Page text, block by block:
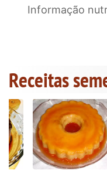
Informação
Receitas